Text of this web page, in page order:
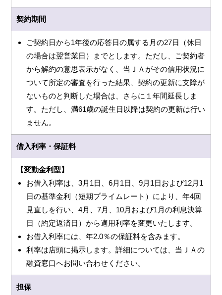
契約期間
ご契約日から1年後の応答日の属する月の27日（休日
の場合は翌営業日）までとします。ただし、ご契約者
から解約の意思表示がなく、当ＪＡがその信用状況に
ついて所定の審査を行った結果、契約の更新に支障が
ないものと判断した場合は、さらに１年間延長しま
す。ただし、満61歳の誕生日以降は契約の更新は行い
ません。
借入利率・保証料
【変動金利型】
お借入利率は、3月1日、6月1日、9月1日および12月1
日の基準金利（短期プライムレート）により、年4回
見直しを行い、4月、7月、10月および1月の利息決算
日（約定返済日）から適用利率を変更いたします。
お借入利率には、年2.0％の保証料を含みます。
利率は店頭に掲示します。詳細については、当ＪＡの
融資窓口へお問い合わせください。
担保